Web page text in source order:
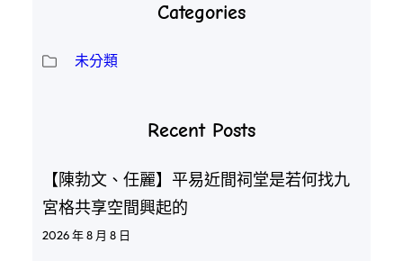
Categories
未分類
Recent Posts
【陳勃文、任麗】平易近間祠堂是若何找九
宮格共享空間興起的
2026 年 8 月 8 日